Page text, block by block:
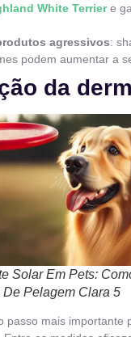
White Terriere
agressivos:
podem aumentar a
da
Solar Em Pets:
Pelagem Clara 5
passo mais importante